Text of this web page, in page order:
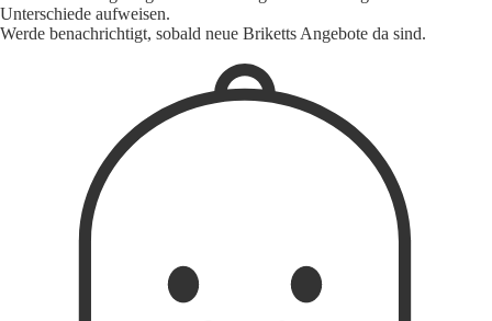
Unterschiede aufweisen.
Werde benachrichtigt, sobald neue Briketts Angebote da sind.